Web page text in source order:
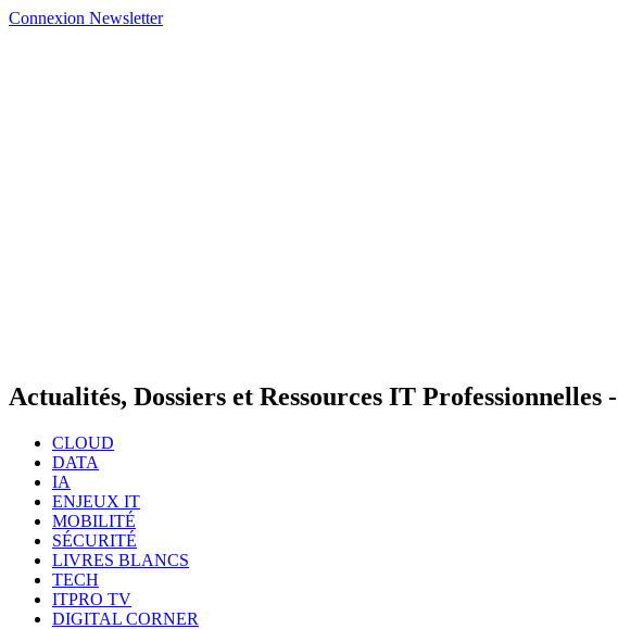
Connexion Newsletter
Actualités, Dossiers et Ressources IT Professionnelles -
CLOUD
DATA
IA
ENJEUX IT
MOBILITÉ
SÉCURITÉ
LIVRES BLANCS
TECH
ITPRO TV
DIGITAL CORNER